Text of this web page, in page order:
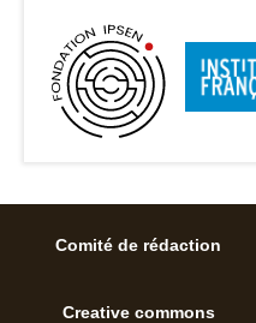
Comité de rédaction
Creative commons